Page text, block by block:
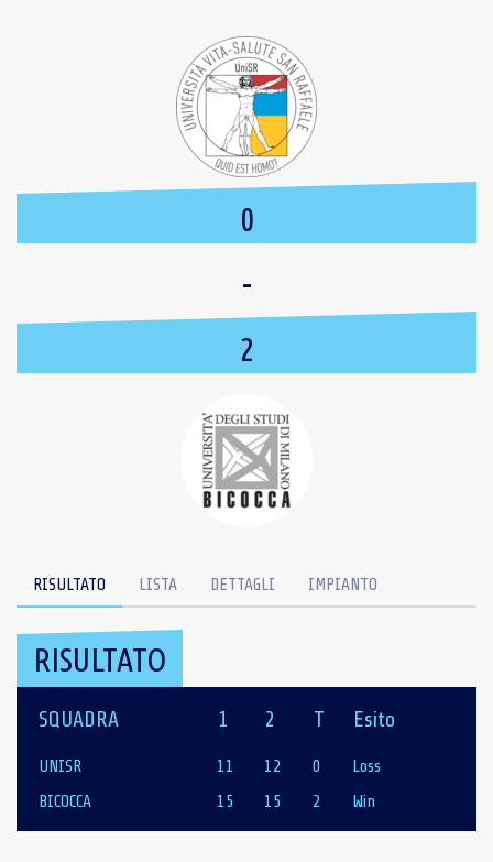
0
-
2
RISULTATO LISTA DETTAGLI IMPIANTO
RISULTATO
SQUADRA 1 2 T Esito
UNISR 11 12 0
Loss
BICOCCA
15 15 2 Win